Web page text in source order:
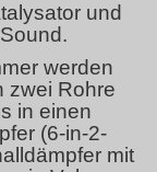
und
werden
zwei Rohre
in einen
(6-in-2-
mit